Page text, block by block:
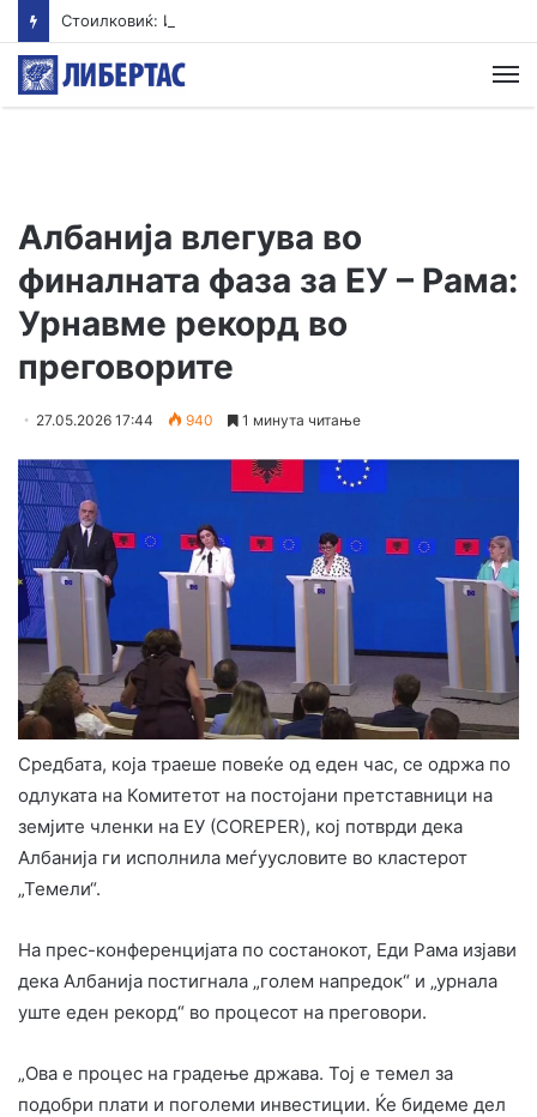
Албанија влегува во
финалната фаза за ЕУ – Рама:
Урнавме рекорд во
преговорите
27.05.2026 17:44 940 1 минута читање
Средбата, која траеше повеќе од еден час, се одржа по
одлуката на Комитетот на постојани претставници на
земјите членки на ЕУ (COREPER), кој потврди дека
Албанија ги исполнила меѓуусловите во кластерот
„Темели“.
На прес-конференцијата по состанокот, Еди Рама изјави
дека Албанија постигнала „голем напредок“ и „урнала
уште еден рекорд“ во процесот на преговори.
„Ова е процес на градење држава. Тој е темел за
подобри плати и поголеми инвестиции. Ќе бидеме дел